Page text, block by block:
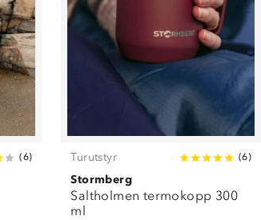
(6) Turutstyr (6)
Stormberg
Saltholmen termokopp 300
ml